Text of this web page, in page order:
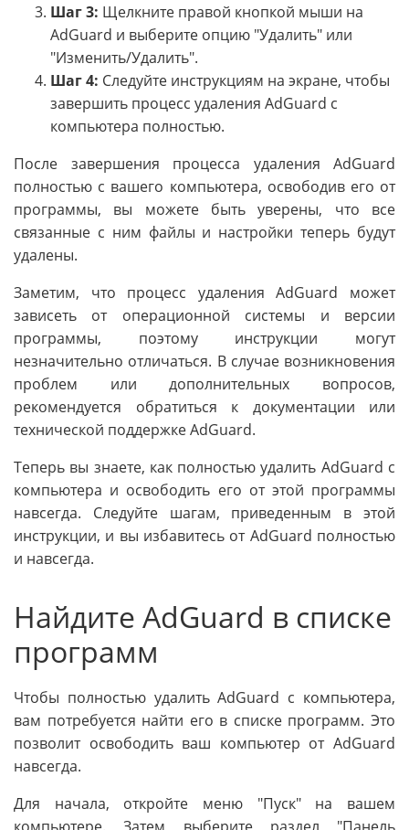
Шаг 3: Щелкните правой кнопкой мыши на
AdGuard и выберите опцию "Удалить" или
"Изменить/Удалить".
Шаг 4: Следуйте инструкциям на экране, чтобы
завершить процесс удаления AdGuard с
компьютера полностью.
После завершения процесса удаления AdGuard
полностью с вашего компьютера, освободив его от
программы, вы можете быть уверены, что все
связанные с ним файлы и настройки теперь будут
удалены.
Заметим, что процесс удаления AdGuard может
зависеть от операционной системы и версии
программы, поэтому инструкции могут
незначительно отличаться. В случае возникновения
проблем или дополнительных вопросов,
рекомендуется обратиться к документации или
технической поддержке AdGuard.
Теперь вы знаете, как полностью удалить AdGuard с
компьютера и освободить его от этой программы
навсегда. Следуйте шагам, приведенным в этой
инструкции, и вы избавитесь от AdGuard полностью
и навсегда.
Найдите AdGuard в списке
программ
Чтобы полностью удалить AdGuard с компьютера,
вам потребуется найти его в списке программ. Это
позволит освободить ваш компьютер от AdGuard
навсегда.
Для начала, откройте меню "Пуск" на вашем